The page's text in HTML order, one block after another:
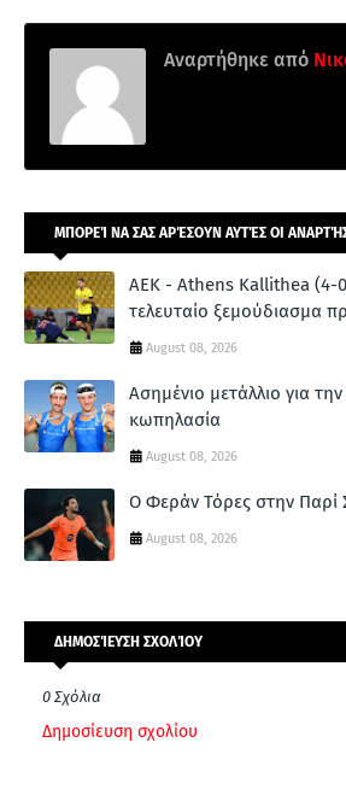
Αναρτήθηκε από
ΜΠΟΡΕΊ ΝΑ ΣΑΣ ΑΡΈΣΟΥΝ ΑΥΤΈΣ ΟΙ
ΑΕΚ - Athens Kallithea (4-
τελευταίο ξεμούδιασμα
August 08, 2026
Ασημένιο μετάλλιο για
κωπηλασία
August 08, 2026
Ο Φεράν Τόρες στην Παρί
August 08, 2026
ΔΗΜΟΣΊΕΥΣΗ ΣΧΟΛΊΟΥ
0 Σχόλια
Δημοσίευση σχολίου